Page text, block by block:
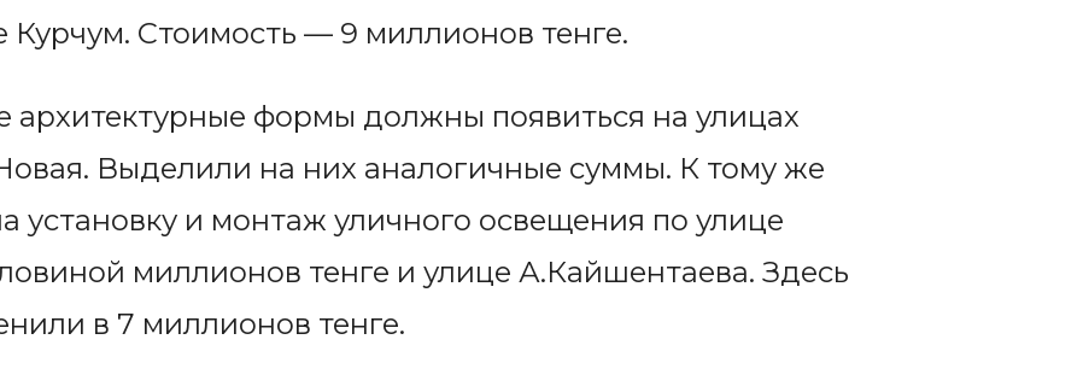
Курчум. Стоимость — 9 миллионов тенге.
архитектурные формы должны появиться на улицах
Выделили на них аналогичные суммы. К тому же
установку и монтаж уличного освещения по улице
миллионов тенге и улице А.Кайшентаева. Здесь
в 7 миллионов тенге.